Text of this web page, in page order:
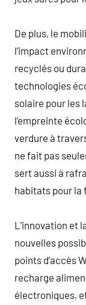
De plus, le
l’impact
recyclés ou
technologies
solaire pour les
l’empreinte
verdure à
ne fait pas
sert aussi à
habitats pour la
L’innovation et
nouvelles
points d’accès
recharge
électroniques,